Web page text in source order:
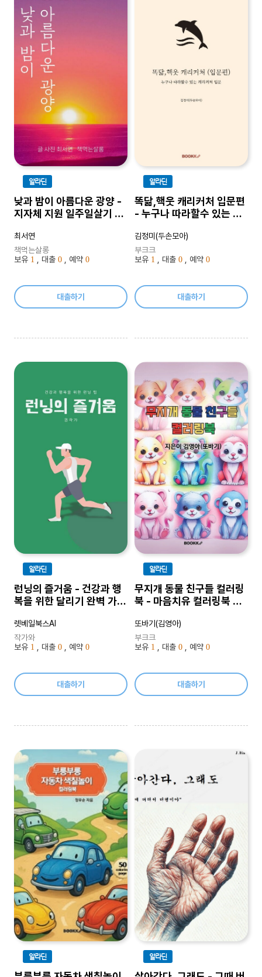
알라딘
낮과 밤이 아름다운 광양 -
지자체 지원 일주일살기 여
최서연
책먹는살롱
보유 1 , 대출 0 , 예약 0
대출하기
알라딘
똑닮,핵웃 캐리커처 입문편
- 누구나 따라할수 있는 캐
김정미(두손모아)
부크크
보유 1 , 대출 0 , 예약 0
대출하기
알라딘
런닝의 즐거움 - 건강과 행
복을 위한 달리기 완벽 가이
렛베일북스AI
작가와
보유 1 , 대출 0 , 예약 0
대출하기
알라딘
무지개 동물 친구들 컬러링
북 - 마음치유 컬러링북 시
또바기(김영아)
부크크
보유 1 , 대출 0 , 예약 0
대출하기
알라딘 알라딘